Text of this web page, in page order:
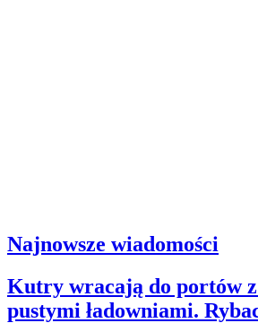
Najnowsze wiadomości
Kutry wracają do portów
pustymi ładowniami.